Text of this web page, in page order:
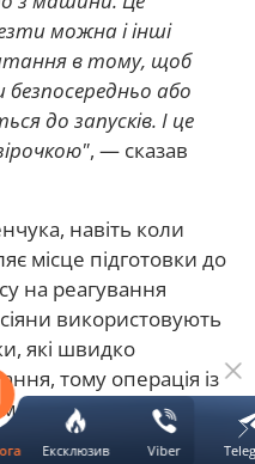
можна і інші
в тому, щоб
або
до запусків. І це
, — сказав
навіть коли
місце підготовки до
на реагування
використовують
які швидко
тому операція із
та силами ураження.
Ексклюзив Viber